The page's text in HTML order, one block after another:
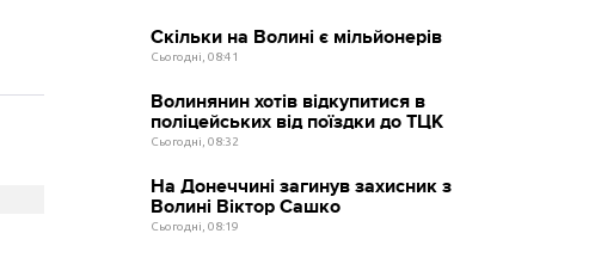
Скільки на Волині є мільйонерів
Сьогодні, 08:41
Волинянин хотів відкупитися в
поліцейських від поїздки до ТЦК
Сьогодні, 08:32
На Донеччині загинув захисник з
Волині Віктор Сашко
Сьогодні, 08:19